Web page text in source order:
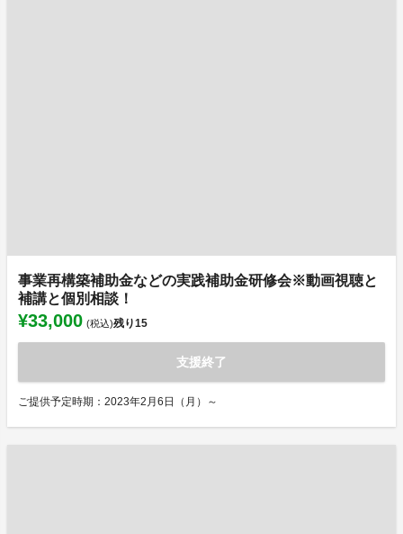
事業再構築補助金などの実践補助金研修会※動画視聴と
補講と個別相談！
¥33,000 (税込)残り15
支援終了
ご提供予定時期：2023年2月6日（月）～